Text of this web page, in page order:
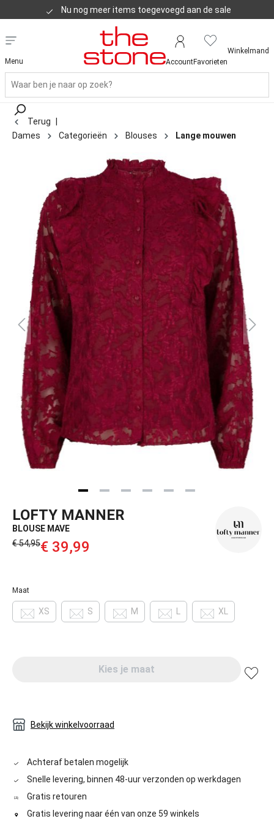
Nu nog meer items toegevoegd aan de sale
Klanten geven ons een 8,8
Menu AccountFavorieten
Winkelmand
Terug
Dames
Categorieën Blouses Lange mouwen
LOFTY MANNER
BLOUSE MAVE
€ 54,95‌€ 39,99‌
Maat
XS S M XL
Kies je maat
Bekijk winkelvoorraad
Achteraf betalen mogelijk
Snelle levering, binnen 48-uur verzonden op werkdagen
Gratis retouren
Gratis levering naar één van onze 59 winkels